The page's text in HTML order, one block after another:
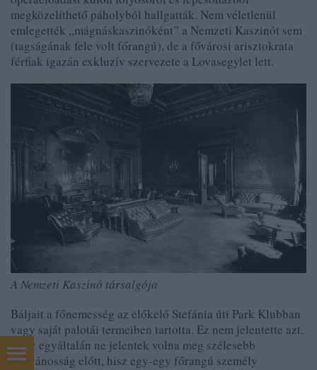
megközelíthető páholyból hallgatták. Nem véletlenül
emlegették „mágnáskaszinóként” a Nemzeti Kaszinót sem
(tagságának fele volt főrangú), de a fővárosi arisztokrata
férfiak igazán exkluzív szervezete a Lovasegylet lett.
A Nemzeti Kaszinó társalgója
Báljait a főnemesség az előkelő Stefánia úti Park Klubban
vagy saját palotái termeiben tartotta. Ez nem jelentette azt,
hogy egyáltalán ne jelentek volna meg szélesebb
nyilvánosság előtt, hisz egy-egy főrangú személy